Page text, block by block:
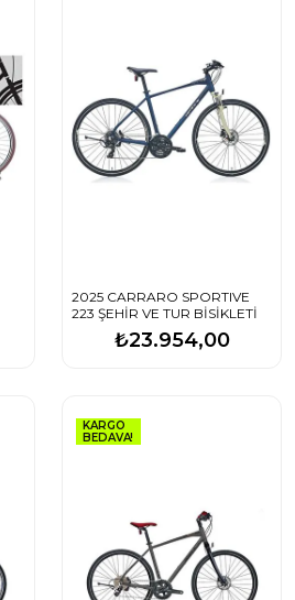
2025 CARRARO SPORTIVE
223 ŞEHİR VE TUR BİSİKLETİ
₺23.954,00
KARGO
BEDAVA!